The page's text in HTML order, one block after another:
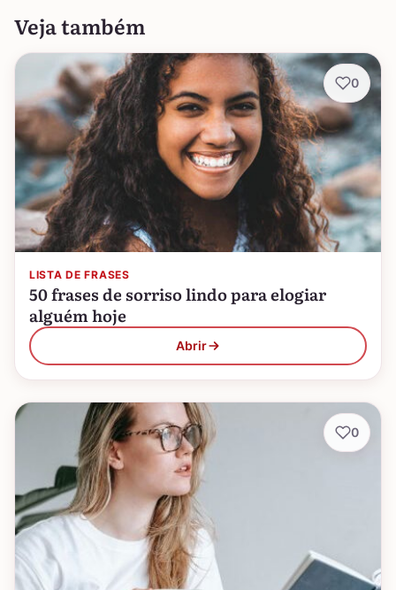
Veja também
LISTA DE FRASES
50 frases de sorriso lindo para elogiar
alguém hoje
Abrir
0
0